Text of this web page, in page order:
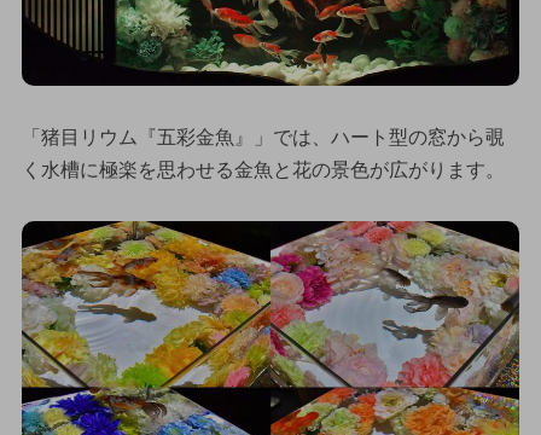
「猪目リウム『五彩金魚』」では、ハート型の窓から覗
く水槽に極楽を思わせる金魚と花の景色が広がります。